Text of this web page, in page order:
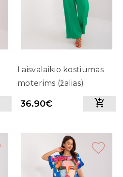
Laisvalaikio kostiumas
moterims (žalias)
36.90€